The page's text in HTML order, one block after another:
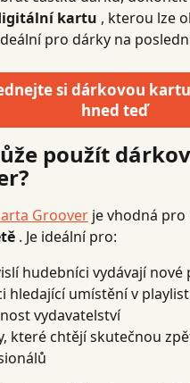
kartu , kterou lze
pro dárky na
si dárkovou
hned teď
použít
Groover je vhodná pro
. Je ideální pro:
hudebníci vydávají nové
hledající umístění v
vydavatelství
které chtějí skutečnou